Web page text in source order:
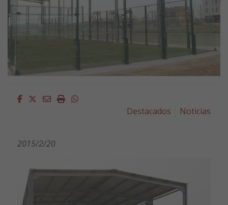
Facebook
Twitter
EmailImprimirWhatsapp
Destacados
Noticias
2015/2/20